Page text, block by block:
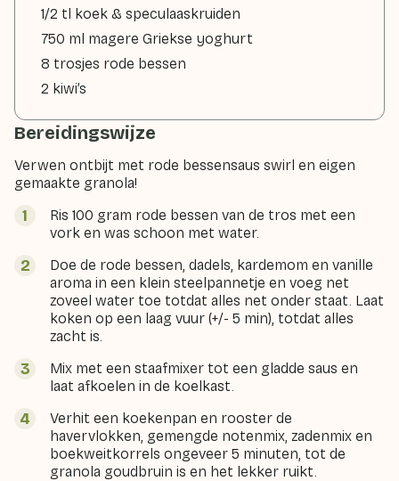
1/2 tl koek & speculaaskruiden
750 ml magere Griekse yoghurt
8 trosjes rode bessen
2 kiwi’s
Bereidingswijze
Verwen ontbijt met rode bessensaus swirl en eigen
gemaakte granola!
Ris 100 gram rode bessen van de tros met een
vork en was schoon met water.
Doe de rode bessen, dadels, kardemom en vanille
aroma in een klein steelpannetje en voeg net
zoveel water toe totdat alles net onder staat. Laat
koken op een laag vuur (+/- 5 min), totdat alles
zacht is.
Mix met een staafmixer tot een gladde saus en
laat afkoelen in de koelkast.
Verhit een koekenpan en rooster de
havervlokken, gemengde notenmix, zadenmix en
boekweitkorrels ongeveer 5 minuten, tot de
granola goudbruin is en het lekker ruikt.